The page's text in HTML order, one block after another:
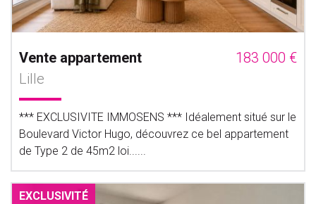
Vente appartement
183 000 €
Lille
*** EXCLUSIVITE IMMOSENS *** Idéalement situé sur le
Boulevard Victor Hugo, découvrez ce bel appartement
de Type 2 de 45m2 loi......
EXCLUSIVITÉ